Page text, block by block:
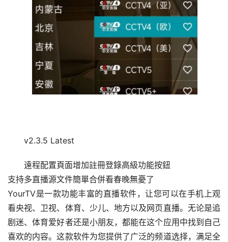
v2.3.5 Latest
遠程配置頁面增加註冊登錄高級功能按鈕
支持多直播源文件簡單合併看春晚無憂了
YourTV是一款功能丰富的直播软件，让您可以在手机上观
看央视、卫视、体育、少儿、地方以及网页直播。无论是追
剧迷、体育爱好者还是小朋友，都能在这个应用中找到自己
喜欢的内容。这款软件为您提供了广泛的频道选择，满足全